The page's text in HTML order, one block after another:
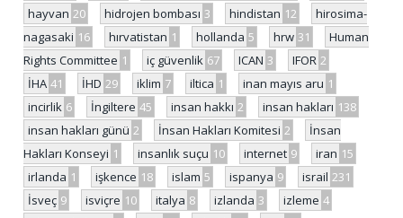
hayvan 20 hidrojen bombası 3 hindistan 12
hirosima-
nagasaki 16 hırvatistan 1 hollanda 5 hrw 31
Human
Rights Committee 1 iç güvenlik 67 ICAN 3 IFOR 2
İHA 41 İHD 29 iklim 7 iltica 1 inan mayıs aru 1
incirlik 6 İngiltere 45 insan hakkı 2 insan hakları 138
insan hakları günü 2 İnsan Hakları Komitesi 2
İnsan
Hakları Konseyi 1 insanlık suçu 10 internet 9 iran 15
irlanda 1 işkence 18 islam 5 ispanya 9 israil 231
İsveç 9 isviçre 10 italya 8 izlanda 3 izleme 4